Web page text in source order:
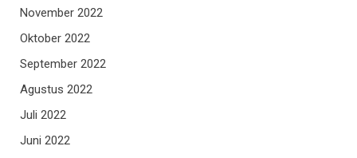
November 2022
Oktober 2022
September 2022
Agustus 2022
Juli 2022
Juni 2022